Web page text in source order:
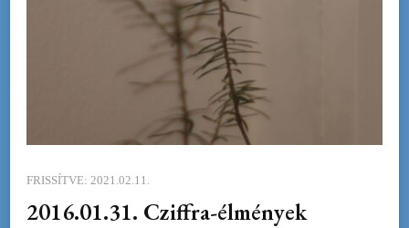
FRISSÍTVE: 2021.02.11.
2016.01.31. Cziffra-élmények